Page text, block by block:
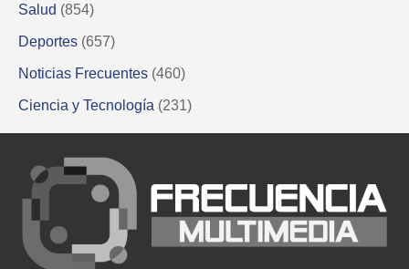
Salud (854)
Deportes (657)
Noticias Frecuentes (460)
Ciencia y Tecnología (231)